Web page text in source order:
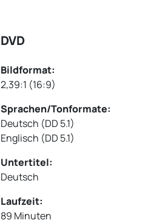
DVD
Bildformat:
2,39:1 (16:9)
Sprachen/Tonformate:
Deutsch (DD 5.1)
Englisch (DD 5.1)
Untertitel:
Deutsch
Laufzeit:
89 Minuten